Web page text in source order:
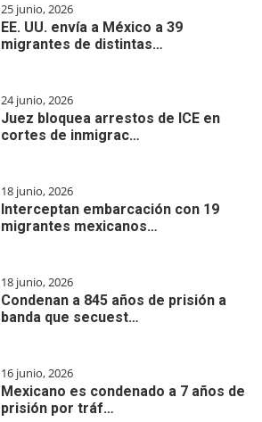
25 junio, 2026
EE. UU. envía a México a 39
migrantes de distintas…
24 junio, 2026
Juez bloquea arrestos de ICE en
cortes de inmigrac…
18 junio, 2026
Interceptan embarcación con 19
migrantes mexicanos…
18 junio, 2026
Condenan a 845 años de prisión a
banda que secuest…
16 junio, 2026
Mexicano es condenado a 7 años de
prisión por tráf…